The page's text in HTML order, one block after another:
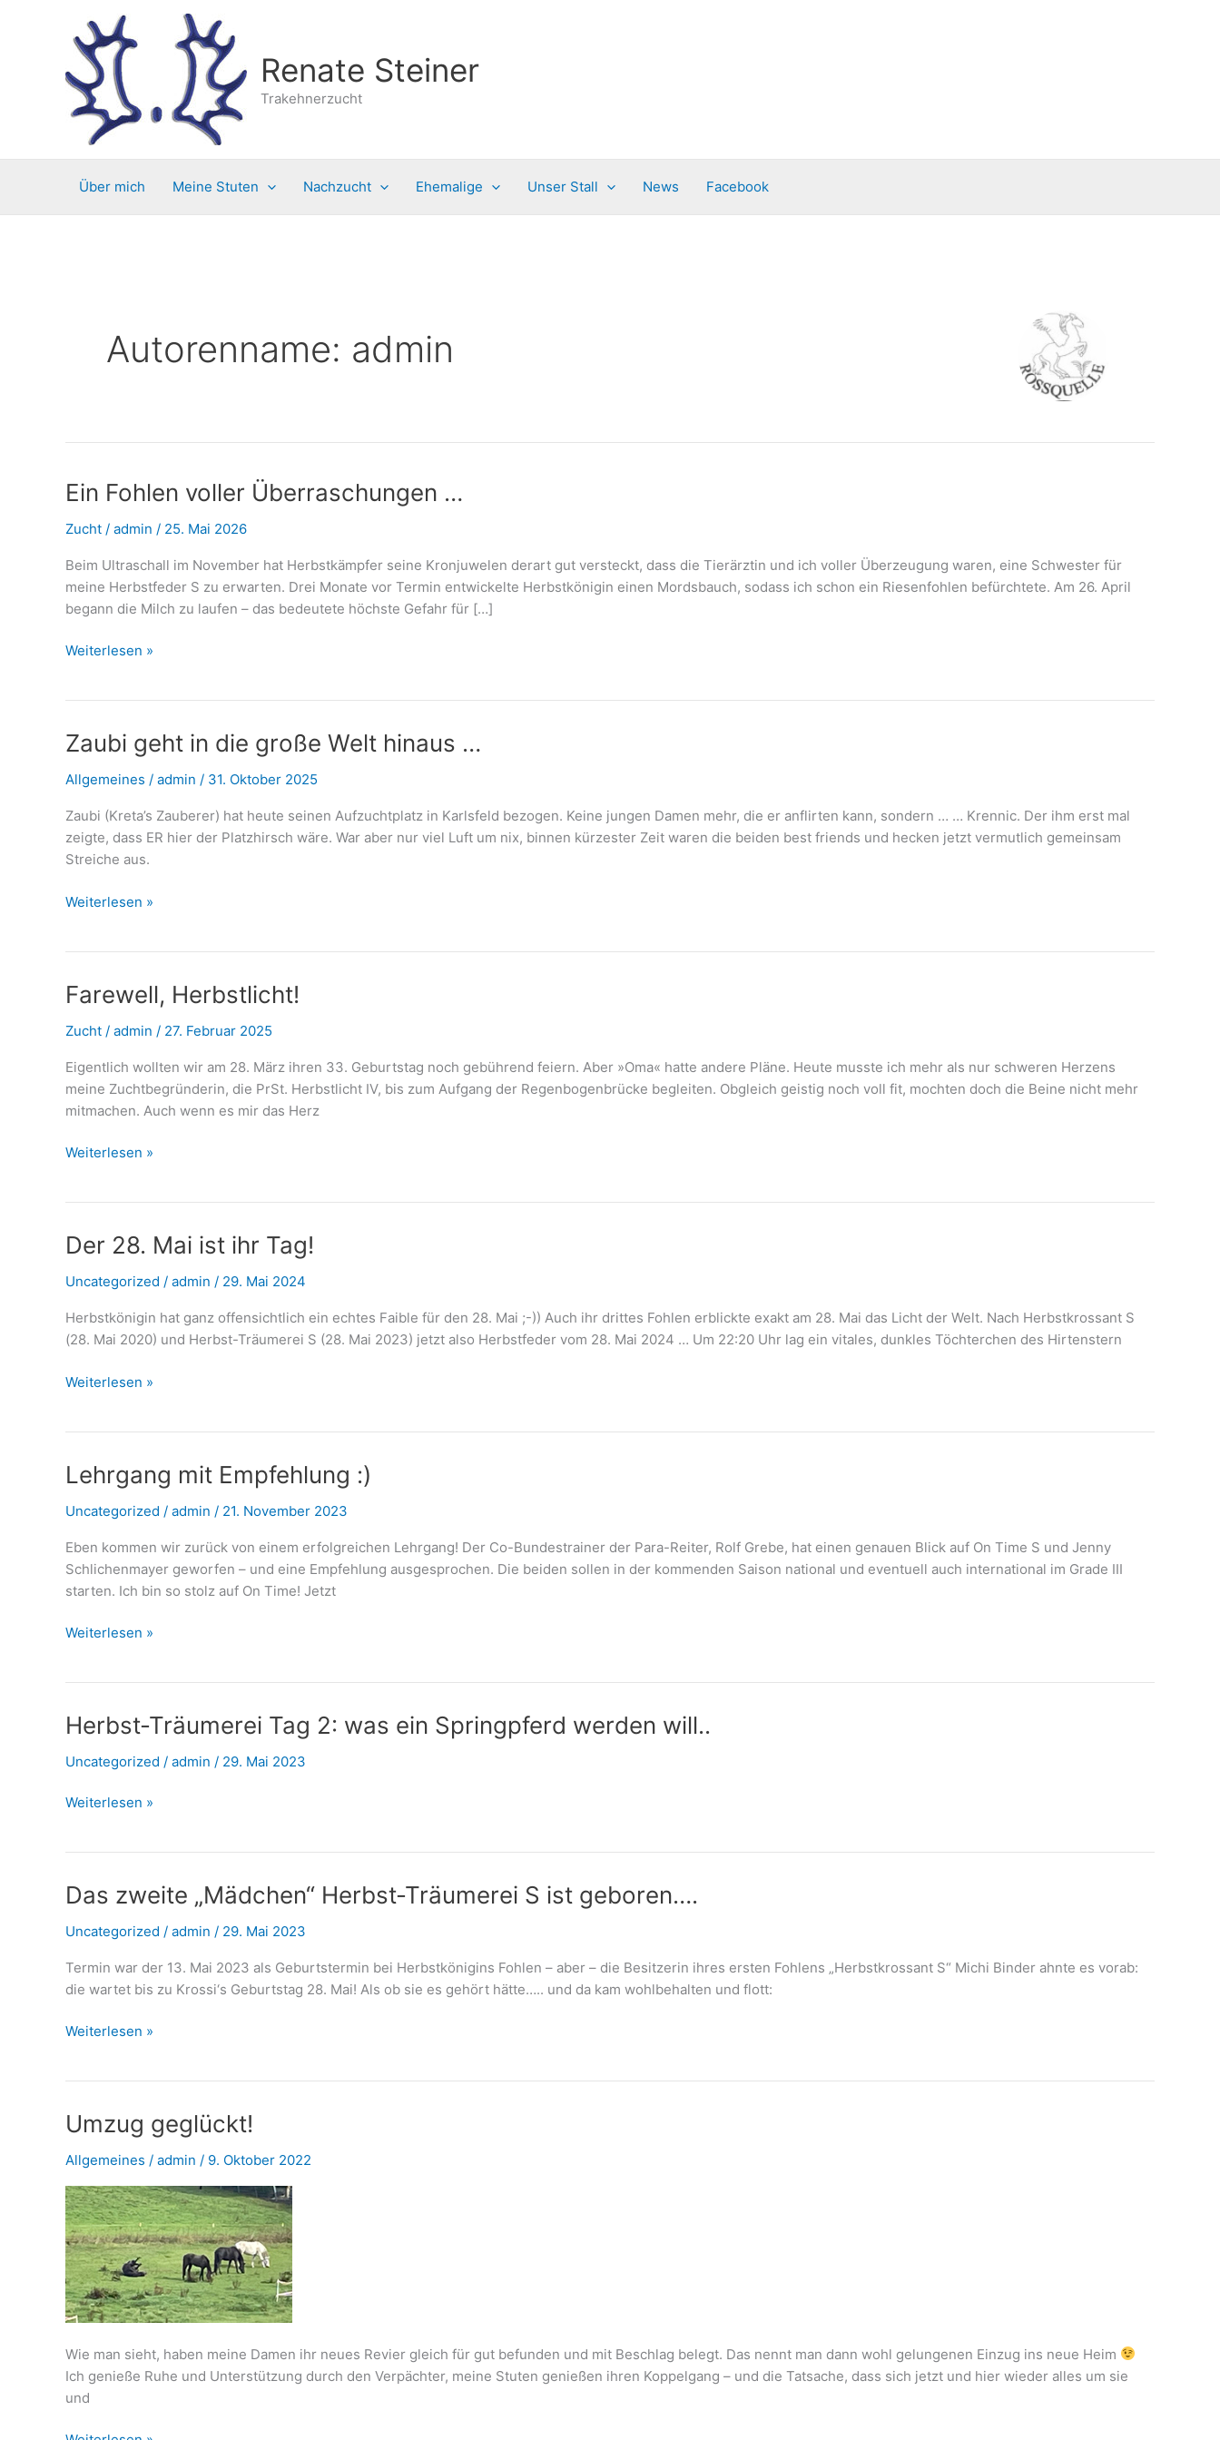
Renate Steiner
Trakehnerzucht
Über mich Meine Stuten Nachzucht Ehemalige Unser Stall News Facebook
Autorenname: admin
Ein Fohlen voller Überraschungen …
Zucht / admin / 25. Mai 2026
Beim Ultraschall im November hat Herbstkämpfer seine Kronjuwelen derart gut versteckt, dass die Tierärztin und ich voller Überzeugung waren, eine Schwester für
meine Herbstfeder S zu erwarten. Drei Monate vor Termin entwickelte Herbstkönigin einen Mordsbauch, sodass ich schon ein Riesenfohlen befürchtete. Am 26. April
begann die Milch zu laufen – das bedeutete höchste Gefahr für […]
Ein
…
Weiterlesen »
Zaubi geht in die große Welt hinaus …
Allgemeines / admin / 31. Oktober 2025
Zaubi (Kreta’s Zauberer) hat heute seinen Aufzuchtplatz in Karlsfeld bezogen. Keine jungen Damen mehr, die er anflirten kann, sondern … … Krennic. Der ihm erst mal
zeigte, dass ER hier der Platzhirsch wäre. War aber nur viel Luft um nix, binnen kürzester Zeit waren die beiden best friends und hecken jetzt vermutlich gemeinsam
Streiche aus.
Zaubi
große
Welt
hinaus
Weiterlesen »
Farewell, Herbstlicht!
Zucht / admin / 27. Februar 2025
Eigentlich wollten wir am 28. März ihren 33. Geburtstag noch gebührend feiern. Aber »Oma« hatte andere Pläne. Heute musste ich mehr als nur schweren Herzens
meine Zuchtbegründerin, die PrSt. Herbstlicht IV, bis zum Aufgang der Regenbogenbrücke begleiten. Obgleich geistig noch voll fit, mochten doch die Beine nicht mehr
mitmachen. Auch wenn es mir das Herz
Farewell,
Weiterlesen »
Der 28. Mai ist ihr Tag!
Uncategorized / admin / 29. Mai 2024
Herbstkönigin hat ganz offensichtlich ein echtes Faible für den 28. Mai ;-)) Auch ihr drittes Fohlen erblickte exakt am 28. Mai das Licht der Welt. Nach Herbstkrossant S
(28. Mai 2020) und Herbst-Träumerei S (28. Mai 2023) jetzt also Herbstfeder vom 28. Mai 2024 … Um 22:20 Uhr lag ein vitales, dunkles Töchterchen des Hirtenstern
Der
ihr
Tag!
Weiterlesen »
Lehrgang mit Empfehlung :)
Uncategorized / admin / 21. November 2023
Eben kommen wir zurück von einem erfolgreichen Lehrgang! Der Co-Bundestrainer der Para-Reiter, Rolf Grebe, hat einen genauen Blick auf On Time S und Jenny
Schlichenmayer geworfen – und eine Empfehlung ausgesprochen. Die beiden sollen in der kommenden Saison national und eventuell auch international im Grade III
starten. Ich bin so stolz auf On Time! Jetzt
Lehrgang
Weiterlesen »
Herbst-Träumerei Tag 2: was ein Springpferd werden will..
Uncategorized / admin / 29. Mai 2023
Herbst-
was
Springpferd
will..
Weiterlesen »
Das zweite „Mädchen“ Herbst-Träumerei S ist geboren….
Uncategorized / admin / 29. Mai 2023
Termin war der 13. Mai 2023 als Geburtstermin bei Herbstkönigins Fohlen – aber – die Besitzerin ihres ersten Fohlens „Herbstkrossant S“ Michi Binder ahnte es vorab:
die wartet bis zu Krossi‘s Geburtstag 28. Mai! Als ob sie es gehört hätte….. und da kam wohlbehalten und flott:
Das
Träumerei
S
ist
geboren….
Weiterlesen »
Umzug geglückt!
Allgemeines / admin / 9. Oktober 2022
Wie man sieht, haben meine Damen ihr neues Revier gleich für gut befunden und mit Beschlag belegt. Das nennt man dann wohl gelungenen Einzug ins neue Heim
Ich genieße Ruhe und Unterstützung durch den Verpächter, meine Stuten genießen ihren Koppelgang – und die Tatsache, dass sich jetzt und hier wieder alles um sie
und